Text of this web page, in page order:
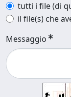
tutti i file (di
il file(s) che
Messaggio